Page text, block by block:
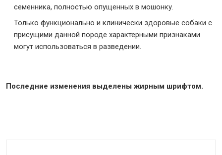
семенника, полностью опущенных в мошонку.
Только функционально и клинически здоровые собаки с
присущими данной породе характерными признаками
могут использоваться в разведении.
Последние изменения выделены жирным шрифтом.